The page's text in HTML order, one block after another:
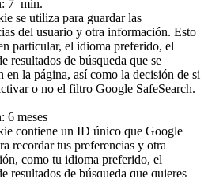
7 min.
se utiliza para guardar las
del usuario y otra información. Esto
particular, el idioma preferido, el
resultados de búsqueda que se
en la página, así como la decisión de si
o no el filtro Google SafeSearch.
6 meses
contiene un ID único que Google
recordar tus preferencias y otra
como tu idioma preferido, el
resultados de búsqueda que quieres